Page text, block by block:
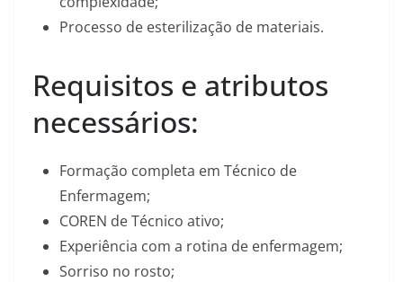
Processo de esterilização de materiais.
Requisitos e atributos
necessários:
Formação completa em Técnico de
Enfermagem;
COREN de Técnico ativo;
Experiência com a rotina de enfermagem;
Sorriso no rosto;